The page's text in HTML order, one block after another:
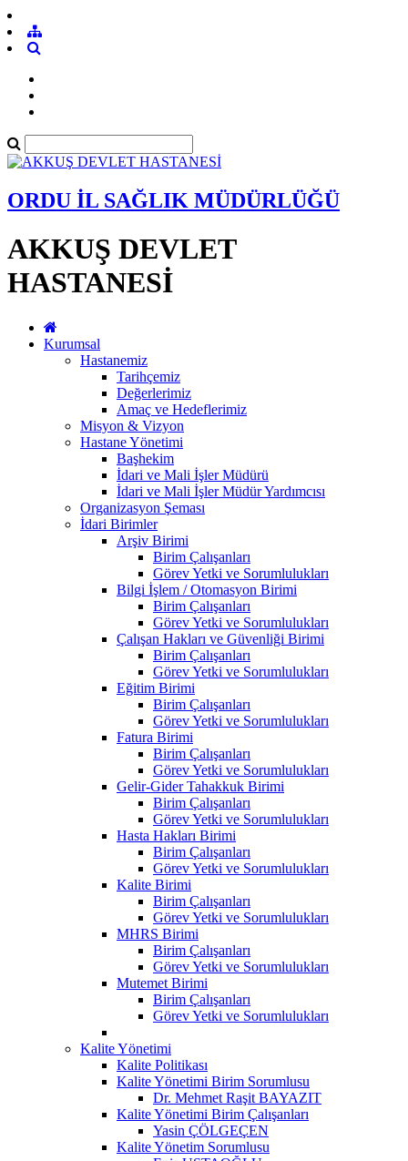
ORDU İL SAĞLIK MÜDÜRLÜĞÜ
AKKUŞ DEVLET
HASTANESİ
Kurumsal
Hastanemiz
Tarihçemiz
Değerlerimiz
Amaç ve Hedeflerimiz
Misyon & Vizyon
Hastane Yönetimi
Başhekim
İdari ve Mali İşler Müdürü
İdari ve Mali İşler Müdür Yardımcısı
Organizasyon Şeması
İdari Birimler
Arşiv Birimi
Birim Çalışanları
Görev Yetki ve Sorumlulukları
Bilgi İşlem / Otomasyon Birimi
Birim Çalışanları
Görev Yetki ve Sorumlulukları
Çalışan Hakları ve Güvenliği Birimi
Birim Çalışanları
Görev Yetki ve Sorumlulukları
Eğitim Birimi
Birim Çalışanları
Görev Yetki ve Sorumlulukları
Fatura Birimi
Birim Çalışanları
Görev Yetki ve Sorumlulukları
Gelir-Gider Tahakkuk Birimi
Birim Çalışanları
Görev Yetki ve Sorumlulukları
Hasta Hakları Birimi
Birim Çalışanları
Görev Yetki ve Sorumlulukları
Kalite Birimi
Birim Çalışanları
Görev Yetki ve Sorumlulukları
MHRS Birimi
Birim Çalışanları
Görev Yetki ve Sorumlulukları
Mutemet Birimi
Birim Çalışanları
Görev Yetki ve Sorumlulukları
Kalite Yönetimi
Kalite Politikası
Kalite Yönetimi Birim Sorumlusu
Dr. Mehmet Raşit BAYAZIT
Kalite Yönetimi Birim Çalışanları
Yasin ÇÖLGEÇEN
Kalite Yönetim Sorumlusu